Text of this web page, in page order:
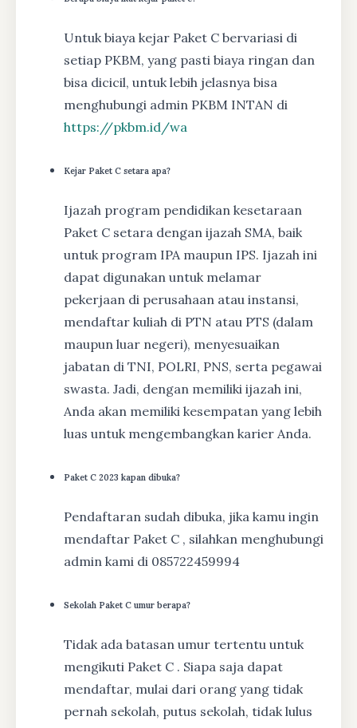
Untuk biaya kejar Paket C bervariasi di
setiap PKBM, yang pasti biaya ringan dan
bisa dicicil, untuk lebih jelasnya bisa
menghubungi admin PKBM INTAN di
https://pkbm.id/wa
Kejar Paket C setara apa?
Ijazah program pendidikan kesetaraan
Paket C setara dengan ijazah SMA, baik
untuk program IPA maupun IPS. Ijazah ini
dapat digunakan untuk melamar
pekerjaan di perusahaan atau instansi,
mendaftar kuliah di PTN atau PTS (dalam
maupun luar negeri), menyesuaikan
jabatan di TNI, POLRI, PNS, serta pegawai
swasta. Jadi, dengan memiliki ijazah ini,
Anda akan memiliki kesempatan yang lebih
luas untuk mengembangkan karier Anda.
Paket C 2023 kapan dibuka?
Pendaftaran sudah dibuka, jika kamu ingin
mendaftar Paket C , silahkan menghubungi
admin kami di 085722459994
Sekolah Paket C umur berapa?
Tidak ada batasan umur tertentu untuk
mengikuti Paket C . Siapa saja dapat
mendaftar, mulai dari orang yang tidak
pernah sekolah, putus sekolah, tidak lulus